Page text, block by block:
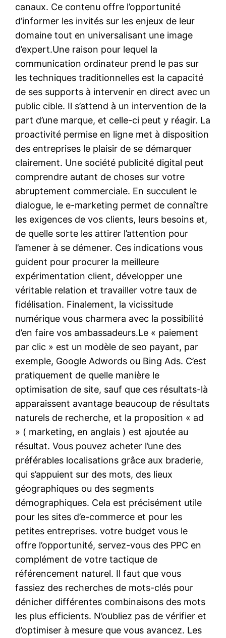
canaux. Ce contenu offre l’opportunité
d’informer les invités sur les enjeux de leur
domaine tout en universalisant une image
d’expert.Une raison pour lequel la
communication ordinateur prend le pas sur
les techniques traditionnelles est la capacité
de ses supports à intervenir en direct avec un
public cible. Il s’attend à un intervention de la
part d’une marque, et celle-ci peut y réagir. La
proactivité permise en ligne met à disposition
des entreprises le plaisir de se démarquer
clairement. Une société publicité digital peut
comprendre autant de choses sur votre
abruptement commerciale. En succulent le
dialogue, le e-marketing permet de connaître
les exigences de vos clients, leurs besoins et,
de quelle sorte les attirer l’attention pour
l’amener à se démener. Ces indications vous
guident pour procurer la meilleure
expérimentation client, développer une
véritable relation et travailler votre taux de
fidélisation. Finalement, la vicissitude
numérique vous charmera avec la possibilité
d’en faire vos ambassadeurs.Le « paiement
par clic » est un modèle de seo payant, par
exemple, Google Adwords ou Bing Ads. C’est
pratiquement de quelle manière le
optimisation de site, sauf que ces résultats-là
apparaissent avantage beaucoup de résultats
naturels de recherche, et la proposition « ad
» ( marketing, en anglais ) est ajoutée au
résultat. Vous pouvez acheter l’une des
préférables localisations grâce aux braderie,
qui s’appuient sur des mots, des lieux
géographiques ou des segments
démographiques. Cela est précisément utile
pour les sites d’e-commerce et pour les
petites entreprises. votre budget vous le
offre l’opportunité, servez-vous des PPC en
complément de votre tactique de
référencement naturel. Il faut que vous
fassiez des recherches de mots-clés pour
dénicher différentes combinaisons des mots
les plus efficients. N’oubliez pas de vérifier et
d’optimiser à mesure que vous avancez. Les